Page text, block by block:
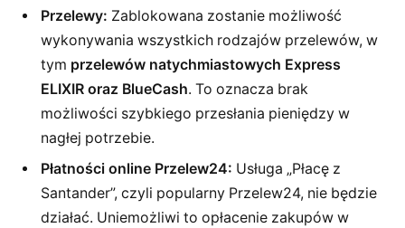
Przelewy: Zablokowana zostanie możliwość
wykonywania wszystkich rodzajów przelewów, w
tym przelewów natychmiastowych Express
ELIXIR oraz BlueCash. To oznacza brak
możliwości szybkiego przesłania pieniędzy w
nagłej potrzebie.
Płatności online Przelew24: Usługa „Płacę z
Santander”, czyli popularny Przelew24, nie będzie
działać. Uniemożliwi to opłacenie zakupów w